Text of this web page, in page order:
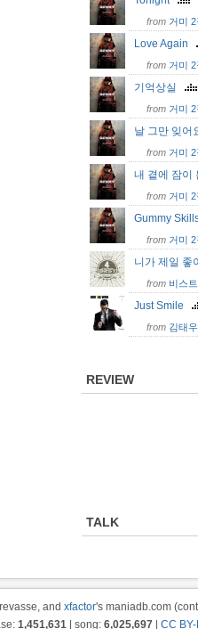
from 거미
Love Again
from 거미
기억상실
from 거미
날 그만 잊어
from 거미
내 곁에 잠이
from 거미
Gummy
from 거미
니가 제일 좋
from 비스
Just Smile
from 김태
REVIEW
TALK
and xfactor's maniadb.com
1,451,631 | song: 6,025,697 CC